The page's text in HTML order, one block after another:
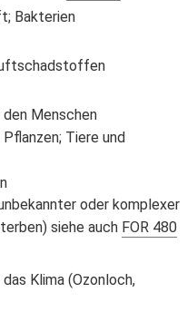
Bakterien
Menschen
Tiere und
oder komplexer
siehe auch FOR 480
Klima (Ozonloch,